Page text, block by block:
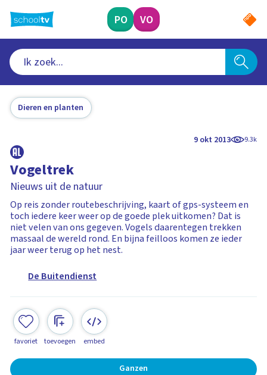
naar
hoofdinhoud
PO VO
Dieren en planten
9 okt 2013 9.3k
Vogeltrek
Nieuws uit de natuur
Op reis zonder routebeschrijving, kaart of gps-systeem en
toch iedere keer weer op de goede plek uitkomen? Dat is
niet velen van ons gegeven. Vogels daarentegen trekken
massaal de wereld rond. En bijna feilloos komen ze ieder
jaar weer terug op het nest.
De Buitendienst
favoriet toevoegen embed
Ganzen